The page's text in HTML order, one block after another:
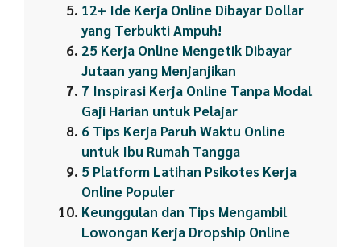
12+ Ide Kerja Online Dibayar Dollar
yang Terbukti Ampuh!
25 Kerja Online Mengetik Dibayar
Jutaan yang Menjanjikan
7 Inspirasi Kerja Online Tanpa Modal
Gaji Harian untuk Pelajar
6 Tips Kerja Paruh Waktu Online
untuk Ibu Rumah Tangga
5 Platform Latihan Psikotes Kerja
Online Populer
Keunggulan dan Tips Mengambil
Lowongan Kerja Dropship Online